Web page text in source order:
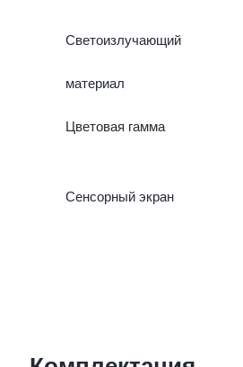
Светоизлучающий
материал
Цветовая гамма
Сенсорный экран